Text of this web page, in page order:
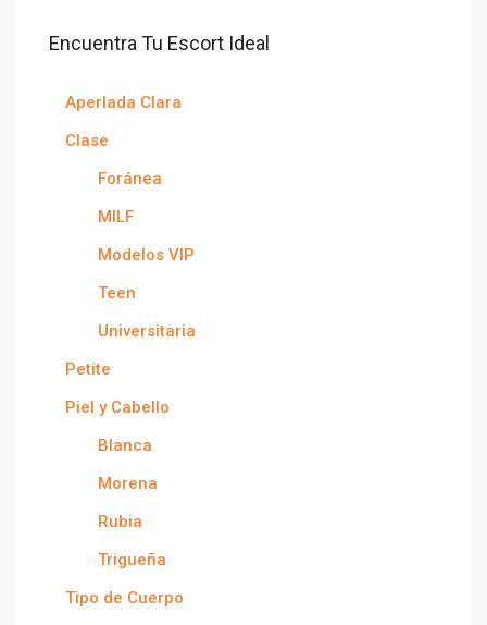
Encuentra Tu Escort Ideal
Aperlada Clara
Clase
Foránea
MILF
Modelos VIP
Teen
Universitaria
Petite
Piel y Cabello
Blanca
Morena
Rubia
Trigueña
Tipo de Cuerpo